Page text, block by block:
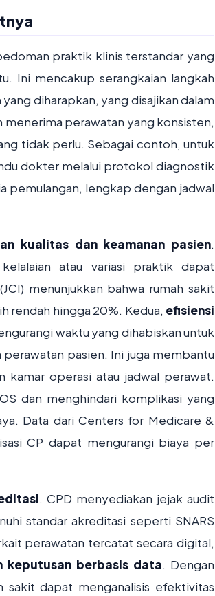
praktik klinis terstandar yang
Ini mencakup serangkaian langkah
diharapkan, yang disajikan dalam
perawatan yang konsisten,
tidak perlu. Sebagai contoh, untuk
dokter melalui protokol diagnostik
pemulangan, lengkap dengan jadwal
kualitas dan keamanan pasien.
atau variasi praktik dapat
menunjukkan bahwa rumah sakit
rendah hingga 20%. Kedua, efisiensi
waktu yang dihabiskan untuk
pasien. Ini juga membantu
operasi atau jadwal perawat.
dan menghindari komplikasi yang
Data dari Centers for Medicare &
CP dapat mengurangi biaya per
. CPD menyediakan jejak audit
standar akreditasi seperti SNARS
perawatan tercatat secara digital,
keputusan berbasis data. Dengan
dapat menganalisis efektivitas